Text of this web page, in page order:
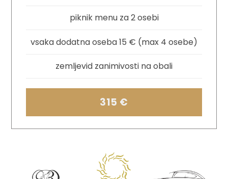
piknik menu za 2 osebi
vsaka dodatna oseba 15 € (max 4 osebe)
zemljevid zanimivosti na obali
315 €